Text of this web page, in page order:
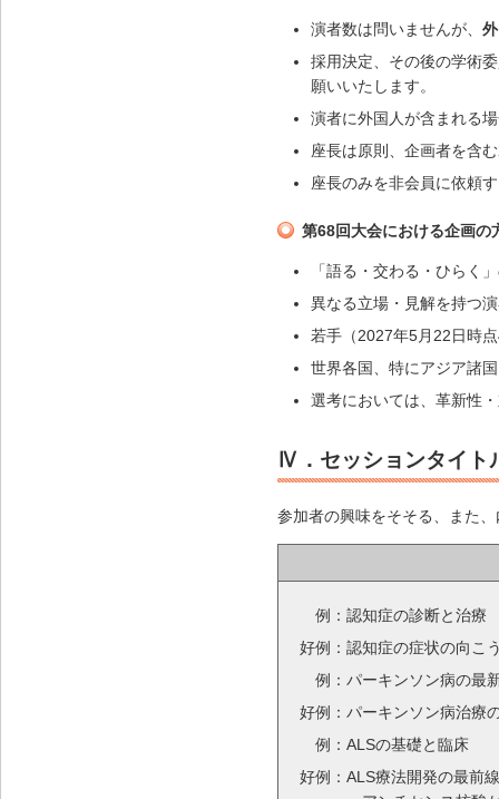
演者数は問いませんが、
採用決定、その後の学術
願いいたします。
演者に外国人が含まれる
座長は原則、企画者を含
座長のみを非会員に依頼
第68回大会における企画の
「語る・交わる・ひらく
異なる立場・見解を持つ
若手（2027年5月22日時
世界各国、特にアジア諸
選考においては、革新性
Ⅳ．セッションタイト
参加者の興味をそそる、また
例： 認知症の診断と治療
好例： 認知症の症状の向こ
例： パーキンソン病の最
好例： パーキンソン病治療
例： ALSの基礎と臨床
好例： ALS療法開発の最前線